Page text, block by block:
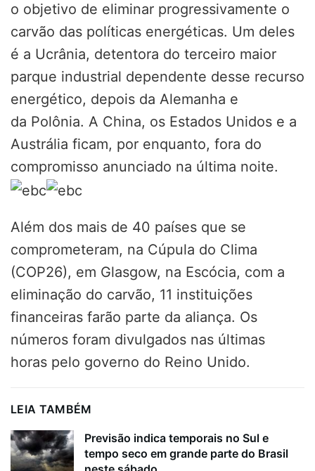
o objetivo de eliminar progressivamente o
carvão das políticas energéticas. Um deles
é a Ucrânia, detentora do terceiro maior
parque industrial dependente desse recurso
energético, depois da Alemanha e
da Polônia. A China, os Estados Unidos e a
Austrália ficam, por enquanto, fora do
compromisso anunciado na última noite.
Além dos mais de 40 países que se
comprometeram, na Cúpula do Clima
(COP26), em Glasgow, na Escócia, com a
eliminação do carvão, 11 instituições
financeiras farão parte da aliança. Os
números foram divulgados nas últimas
horas pelo governo do Reino Unido.
LEIA TAMBÉM
Previsão indica temporais no Sul e
tempo seco em grande parte do Brasil